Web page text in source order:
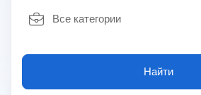
Все категории
Найти